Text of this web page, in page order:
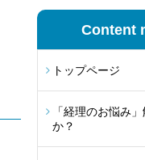
Content
トップページ
「経理のお悩み
か？